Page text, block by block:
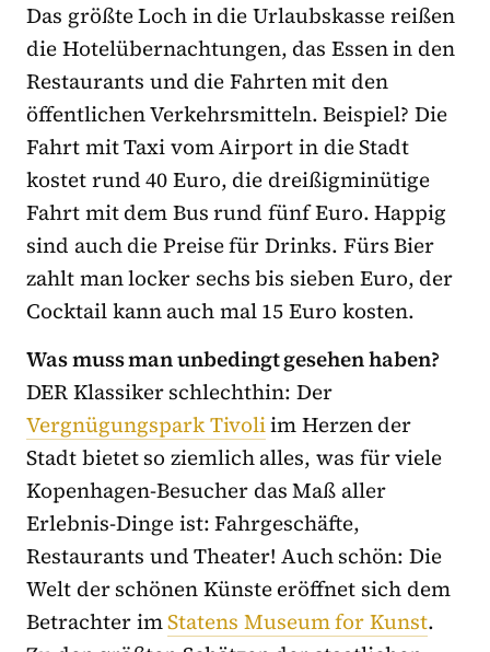
Das größte Loch in die Urlaubskasse reißen
die Hotelübernachtungen, das Essen in den
Restaurants und die Fahrten mit den
öffentlichen Verkehrsmitteln. Beispiel? Die
Fahrt mit Taxi vom Airport in die Stadt
kostet rund 40 Euro, die dreißigminütige
Fahrt mit dem Bus rund fünf Euro. Happig
sind auch die Preise für Drinks. Fürs Bier
zahlt man locker sechs bis sieben Euro, der
Cocktail kann auch mal 15 Euro kosten.
Was muss man unbedingt gesehen haben?
DER Klassiker schlechthin: Der
Vergnügungspark Tivoliim Herzen der
Stadt bietet so ziemlich alles, was für viele
Kopenhagen-Besucher das Maß aller
Erlebnis-Dinge ist: Fahrgeschäfte,
Restaurants und Theater! Auch schön: Die
Welt der schönen Künste eröffnet sich dem
Betrachter imStatens Museum for Kunst.